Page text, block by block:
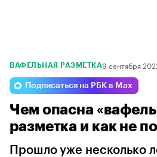
ВАФЕЛЬНАЯ РАЗМЕТКА9 сентября
Подписаться на РБК в Max
Чем опасна
разметка и как не
Прошло уже несколько